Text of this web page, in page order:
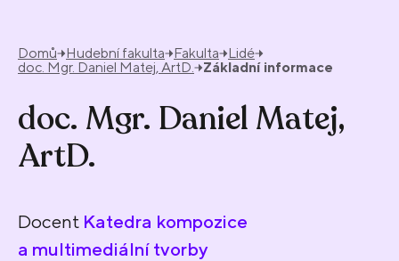
Domů Hudební fakulta Fakulta
Lidé
doc. Mgr. Daniel Matej, ArtD.
Základní informace
doc. Mgr. Daniel Matej,
ArtD.
Docent Katedra kompozice
a multimediální tvorby